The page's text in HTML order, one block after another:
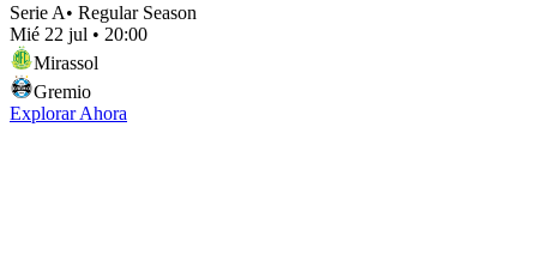
Serie A• Regular Season
Mié 22 jul • 20:00
Mirassol
Gremio
Explorar Ahora